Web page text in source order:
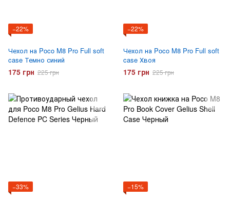
−22%
Чехол на Poco M8 Pro Full soft
case Темно синий
175 грн 225 грн
−22%
Чехол на Poco M8 Pro Full soft
case Хвоя
175 грн 225 грн
−33% −15%